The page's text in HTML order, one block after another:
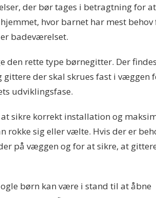
der bør tages i betragtning for
hvor barnet har mest behov
badeværelset.
den rette type børnegitter. Der findes
der skal skrues fast i væggen
udviklingsfase.
sikre korrekt installation og
rokke sig eller vælte. Hvis der er
på væggen og for at sikre, at
børn kan være i stand til at åbne